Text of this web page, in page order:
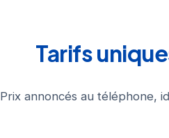
Tarifs
Prix annoncés au téléphone,